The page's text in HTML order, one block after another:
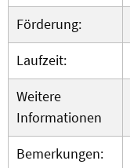
Förderung:
Laufzeit:
Weitere
Informationen
Bemerkungen: